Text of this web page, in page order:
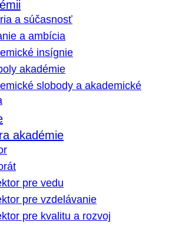
a súčasnosť
a ambícia
insígnie
akadémie
slobody a akademické
akadémie
pre vedu
pre vzdelávanie
pre kvalitu a rozvoj